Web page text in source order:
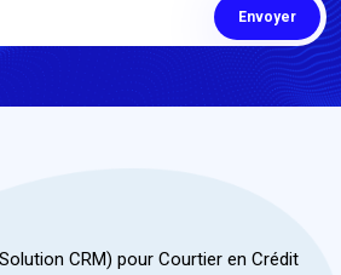
Envoyer
CRM) pour Courtier en Crédit